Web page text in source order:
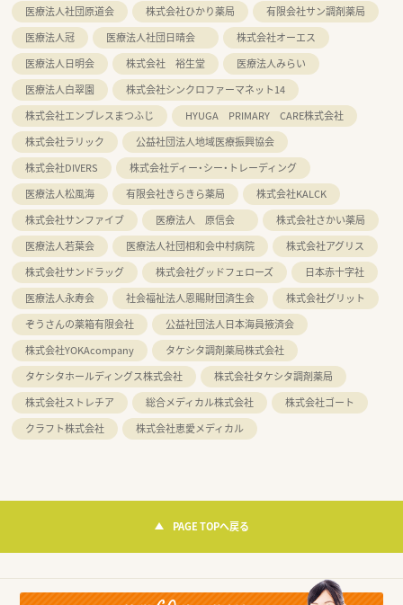
医療法人社団原道会
株式会社ひかり薬局
有限会社サン調剤薬局
医療法人冠
医療法人社団日晴会
株式会社オーエス
医療法人日明会
株式会社 裕生堂
医療法人みらい
医療法人白翠園
株式会社シンクロファーマネット14
株式会社エンブレスまつふじ
HYUGA PRIMARY CARE株式会社
株式会社ラリック
公益社団法人地域医療振興協会
株式会社DIVERS
株式会社ディー・シー・トレーディング
医療法人松風海
有限会社きらきら薬局
株式会社KALCK
株式会社サンファイブ
医療法人 原信会
株式会社さかい薬局
医療法人若葉会
医療法人社団相和会中村病院
株式会社アグリス
株式会社サンドラッグ
株式会社グッドフェローズ
日本赤十字社
医療法人永寿会
社会福祉法人恩賜財団済生会
株式会社グリット
ぞうさんの薬箱有限会社
公益社団法人日本海員掖済会
株式会社YOKAcompany
タケシタ調剤薬局株式会社
タケシタホールディングス株式会社
株式会社タケシタ調剤薬局
株式会社ストレチア
総合メディカル株式会社
株式会社ゴート
クラフト株式会社
株式会社恵愛メディカル
PAGE TOPへ戻る